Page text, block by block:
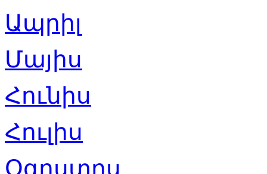
Ապրիլ
Մայիս
Հունիս
Հուլիս
Օգոստոս